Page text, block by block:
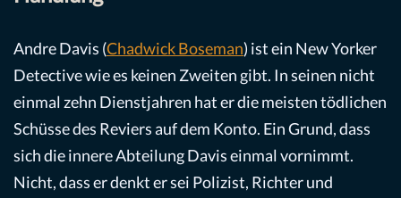
Andre Davis (Chadwick Boseman) ist ein New Yorker
Detective wie es keinen Zweiten gibt. In seinen nicht
einmal zehn Dienstjahren hat er die meisten tödlichen
Schüsse des Reviers auf dem Konto. Ein Grund, dass
sich die innere Abteilung Davis einmal vornimmt.
Nicht, dass er denkt er sei Polizist, Richter und